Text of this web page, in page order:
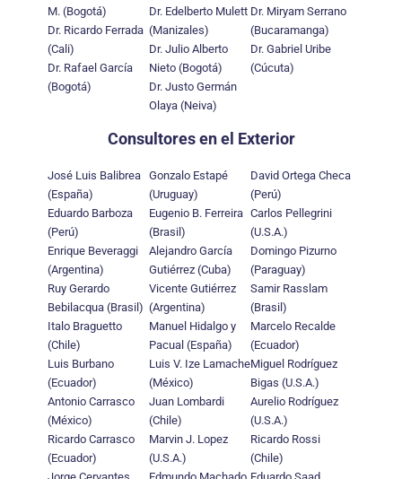
M. (Bogotá)
Dr. Ricardo Ferrada
(Cali)
Dr. Rafael García
(Bogotá)
Dr. Edelberto Mulett
(Manizales)
Dr. Julio Alberto
Nieto (Bogotá)
Dr. Justo Germán
Olaya (Neiva)
Dr. Miryam Serrano
(Bucaramanga)
Dr. Gabriel Uribe
(Cúcuta)
Consultores en el Exterior
José Luis Balibrea
(España)
Eduardo Barboza
(Perú)
Enrique Beveraggi
(Argentina)
Ruy Gerardo
Bebilacqua (Brasil)
Italo Braguetto
(Chile)
Luis Burbano
(Ecuador)
Antonio Carrasco
(México)
Ricardo Carrasco
(Ecuador)
Gonzalo Estapé
(Uruguay)
Eugenio B. Ferreira
(Brasil)
Alejandro García
Gutiérrez (Cuba)
Vicente Gutiérrez
(Argentina)
Manuel Hidalgo y
Pacual (España)
Luis V. Ize Lamache
(México)
Juan Lombardi
(Chile)
Marvin J. Lopez
(U.S.A.)
David Ortega Checa
(Perú)
Carlos Pellegrini
(U.S.A.)
Domingo Pizurno
(Paraguay)
Samir Rasslam
(Brasil)
Marcelo Recalde
(Ecuador)
Miguel Rodríguez
Bigas (U.S.A.)
Aurelio Rodríguez
(U.S.A.)
Ricardo Rossi
(Chile)